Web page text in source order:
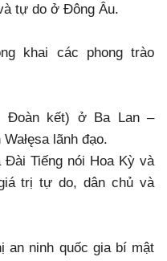
tự do ở Đông Âu.
khai các phong trào
Đoàn kết) ở Ba Lan –
lãnh đạo.
Tiếng nói Hoa Kỳ và
trị tự do, dân chủ và
an ninh quốc gia bí mật